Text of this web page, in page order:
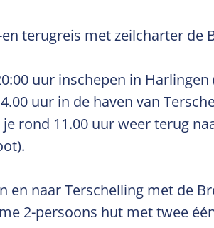
terugreis met zeilcharter
uur inschepen in
uur in de haven van
rond 11.00 uur weer terug
en naar Terschelling met de
2-persoons hut met twee